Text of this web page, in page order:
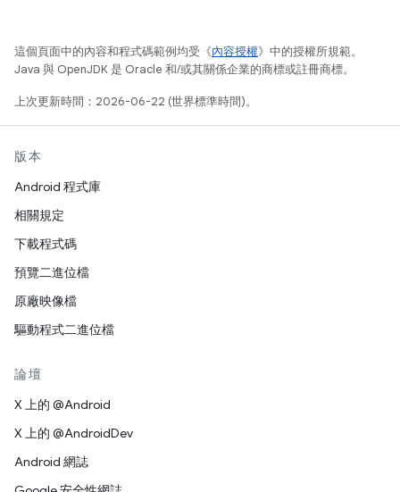
這個頁面中的內容和程式碼範例均受《內容授權》中的授權所規範。
Java 與 OpenJDK 是 Oracle 和/或其關係企業的商標或註冊商標。
上次更新時間：2026-06-22 (世界標準時間)。
版本
Android 程式庫
相關規定
下載程式碼
預覽二進位檔
原廠映像檔
驅動程式二進位檔
論壇
X 上的 @Android
X 上的 @AndroidDev
Android 網誌